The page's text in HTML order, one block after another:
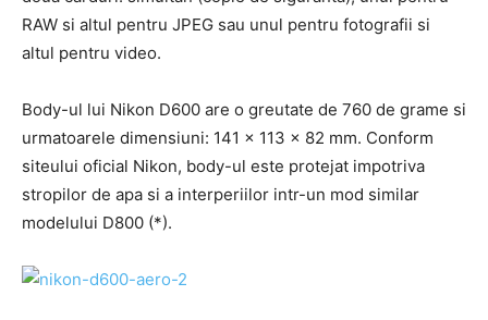
RAW si altul pentru JPEG sau unul pentru fotografii si
altul pentru video.
Body-ul lui Nikon D600 are o greutate de 760 de grame si
urmatoarele dimensiuni: 141 x 113 x 82 mm. Conform
siteului oficial Nikon, body-ul este protejat impotriva
stropilor de apa si a interperiilor intr-un mod similar
modelului D800 (*).